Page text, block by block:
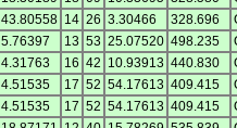
43.80558 14 26 3.30466 328.696
5.76397 13 53 25.07520 498.235
4.31763 16 42 10.93913 440.830
4.51535 17 52 54.17613 409.415
4.51535 17 52 54.17613 409.415